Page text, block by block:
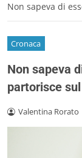
Non sapeva di
Cronaca
Non sapeva
partorisce
Valentina Rorato